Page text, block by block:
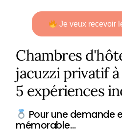
Je veux recevoir
Chambres
jacuzzi privatif
5 expériences
Pour une demande
mémorable…